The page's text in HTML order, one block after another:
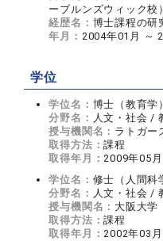
ーブルンズウィック校）
経歴名： 博士課程の研
年月： 2004年01月 ～
学位
学位名： 博士（教育学）
分野名： 人文・社会 /
授与機関名： ラトガー
取得方法：課程
取得年月：2009年05月
学位名： 修士（人間科
分野名： 人文・社会 /
授与機関名： 大阪大学
取得方法：課程
取得年月：2002年03月